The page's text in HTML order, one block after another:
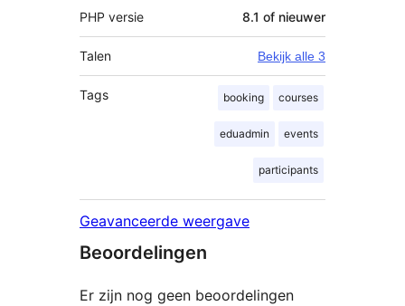
PHP versie 8.1 of nieuwer
Talen Bekijk alle 3
Tags booking courses
eduadmin events
participants
Geavanceerde weergave
Beoordelingen
Er zijn nog geen beoordelingen